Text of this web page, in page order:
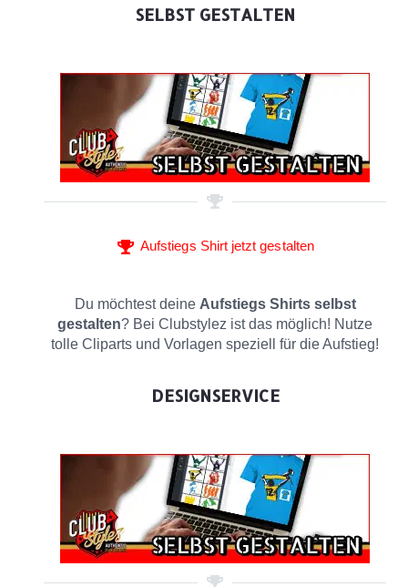
SELBST GESTALTEN
Aufstiegs Shirt jetzt gestalten
Du möchtest deine Aufstiegs Shirts selbst
gestalten? Bei Clubstylez ist das möglich! Nutze
tolle Cliparts und Vorlagen speziell für die Aufstieg!
DESIGNSERVICE